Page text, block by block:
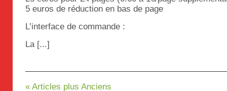
5 euros de réduction en bas de page
L’interface de commande :
La [...]
« Articles plus Anciens